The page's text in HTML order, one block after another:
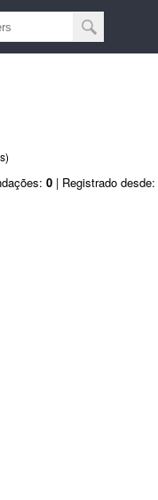
0 | Registrado desde: